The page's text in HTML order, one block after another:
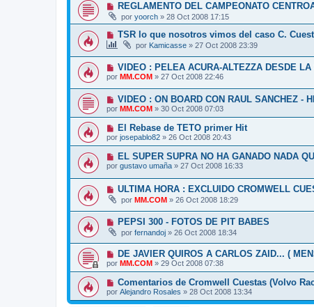
REGLAMENTO DEL CAMPEONATO
por yoorch » 28 Oct 2008 17:15
TSR lo que nosotros vimos del caso C.
por Kamicasse » 27 Oct 2008 23:39
VIDEO : PELEA ACURA-ALTEZZA DESDE
por MM.COM » 27 Oct 2008 22:46
VIDEO : ON BOARD CON RAUL SANCHEZ -
por MM.COM » 30 Oct 2008 07:03
El Rebase de TETO primer Hit
por josepablo82 » 26 Oct 2008 20:43
EL SUPER SUPRA NO HA GANADO NADA
por gustavo umaña » 27 Oct 2008 16:33
ULTIMA HORA : EXCLUIDO CROMWELL
por MM.COM » 26 Oct 2008 18:29
PEPSI 300 - FOTOS DE PIT BABES
por fernandoj » 26 Oct 2008 18:34
DE JAVIER QUIROS A CARLOS ZAID... (
por MM.COM » 29 Oct 2008 07:38
Comentarios de Cromwell Cuestas (Volvo
por Alejandro Rosales » 28 Oct 2008 13:34